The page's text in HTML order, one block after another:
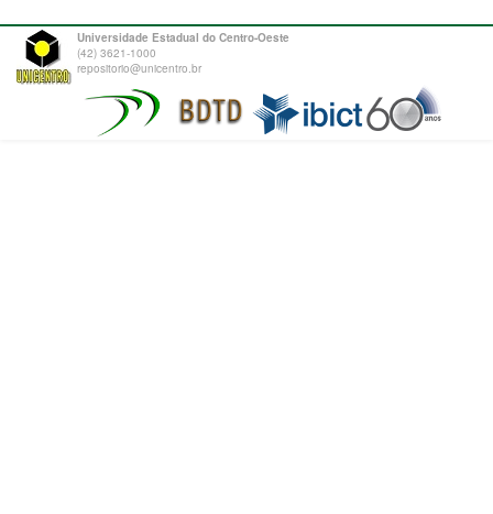
Universidade Estadual do Centro-Oeste
(42) 3621-1000
repositorio@unicentro.br